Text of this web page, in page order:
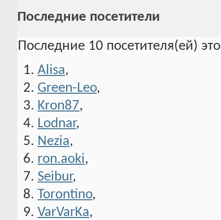
Последние посетители
Последние 10 посетителя(ей)
Alisa,
Green-Leo,
Kron87,
Lodnar,
Nezia,
ron.aoki,
Seibur,
Torontino,
VarVarKa,